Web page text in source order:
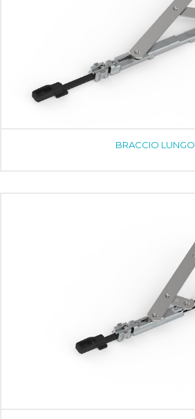
BRACCIO LUNGO